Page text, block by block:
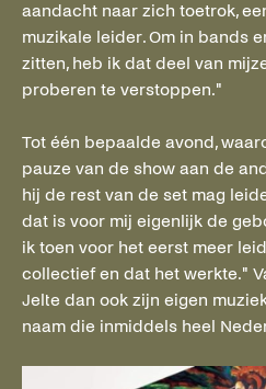
aandacht naar zich toetrok,
muzikale leider. Om in bands
zitten, heb ik dat deel van
proberen te verstoppen."
Tot één bepaalde avond,
pauze van de show aan de
hij de rest van de set mag
dat is voor mij eigenlijk de
ik toen voor het eerst meer
collectief en dat het werkte."
Jelte dan ook zijn eigen
naam die inmiddels heel